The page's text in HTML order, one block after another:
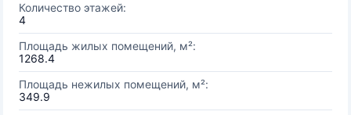
Количество этажей:
4
Площадь жилых помещений, м²:
1268.4
Площадь нежилых помещений, м²:
349.9